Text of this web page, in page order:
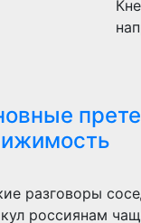
разговоры
россиянам